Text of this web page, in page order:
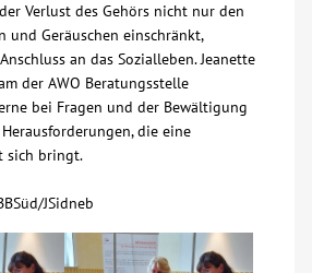
Verlust des Gehörs nicht nur den
und Geräuschen einschränkt,
an das Sozialleben. Jeanette
der AWO Beratungsstelle
bei Fragen und der Bewältigung
die eine
sich bringt.
JSidneb